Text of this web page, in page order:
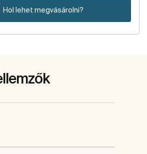
Hol lehet megvásárolni?